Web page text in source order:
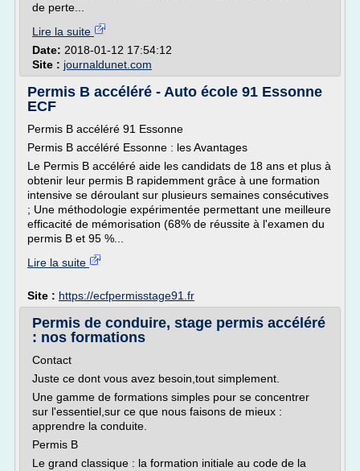
de perte...
Lire la suite
Date: 2018-01-12 17:54:12
Site : journaldunet.com
Permis B accéléré - Auto école 91 Essonne
ECF
Permis B accéléré 91 Essonne
Permis B accéléré Essonne : les Avantages
Le Permis B accéléré aide les candidats de 18 ans et plus à
obtenir leur permis B rapidemment grâce à une formation
intensive se déroulant sur plusieurs semaines consécutives
; Une méthodologie expérimentée permettant une meilleure
efficacité de mémorisation (68% de réussite à l'examen du
permis B et 95 %...
Lire la suite
Site : https://ecfpermisstage91.fr
Permis de conduire, stage permis accéléré
: nos formations
Contact
Juste ce dont vous avez besoin,tout simplement.
Une gamme de formations simples pour se concentrer
sur l'essentiel,sur ce que nous faisons de mieux :
apprendre la conduite.
Permis B
Le grand classique : la formation initiale au code de la